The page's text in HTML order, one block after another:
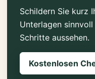
Schildern Sie kurz
Unterlagen
Schritte aussehen.
Kostenlosen